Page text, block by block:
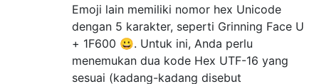
Emoji lain memiliki nomor hex Unicode
dengan 5 karakter, seperti Grinning Face U
+ 1F600 😀. Untuk ini, Anda perlu
menemukan dua kode Hex UTF-16 yang
sesuai (kadang-kadang disebut